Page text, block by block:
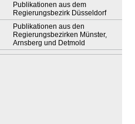
Publikationen aus dem
Regierungsbezirk Düsseldorf
Publikationen aus den
Regierungsbezirken Münster,
Arnsberg und Detmold